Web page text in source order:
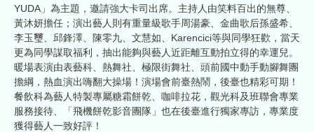
YUDA」為主題，邀請強大卡司出席。主持人由笑料百出的無尊、
黃沐妍擔任；演出藝人則有重量級歌手周湯豪、金曲歌后孫盛希、
李玉璽、邱鋒澤、陳零九、文慧如、Karencici等與同學狂歡，當天
更為同學謀取福利，抽出能夠與藝人近距離互動拍立得的幸運兒。
暖場表演由表藝科、熱舞社、極限街舞社、頭前國中動手動腳舞團
擔綱，熱血演出嗨翻大操場！演場會前臺熱鬧，後臺也精彩可期！
餐飲科為藝人特製專屬糖霜餅乾、咖啡拉花，觀光科及班聯會專業
服務接待、「飛機餅乾影音團隊」也在後臺進行獨家專訪，專業度
獲得藝人一致好評！